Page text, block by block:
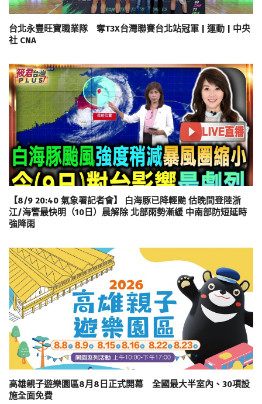
台北永豐旺寶職業隊 奪T3X台灣聯賽台北站冠軍 | 運動 | 中央
社 CNA
【8/9 20:40 氣象署記者會】 白海豚已降輕颱 估晚間登陸浙
江/海警最快明（10日）晨解除 北部雨勢漸緩 中南部防短延時
強降雨
高雄親子遊樂園區8月8日正式開幕 全國最大半室內、30項設
施全面免費